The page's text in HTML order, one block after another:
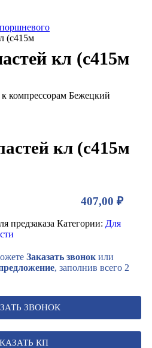
(с415м
кл (с415м
кл (с415м
407,00 ₽
предзаказа Категории: Для
Заказать звонок или
, заполнив всего 2
ЗВОНОК
КП